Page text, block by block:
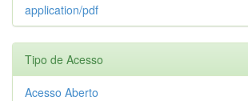
application/pdf
Tipo de Acesso
Acesso Aberto